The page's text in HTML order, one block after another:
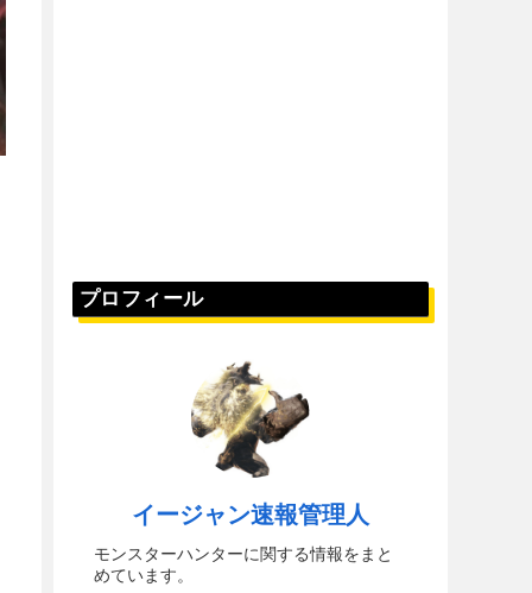
プロフィール
イージャン速報管理人
モンスターハンターに関する情報をまと
めています。